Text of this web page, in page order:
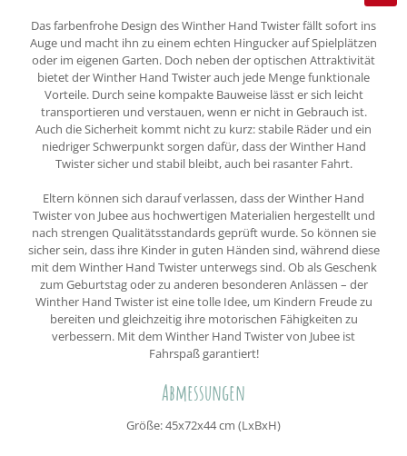
Das farbenfrohe Design des Winther Hand Twister fällt sofort ins
Auge und macht ihn zu einem echten Hingucker auf Spielplätzen
oder im eigenen Garten. Doch neben der optischen Attraktivität
bietet der Winther Hand Twister auch jede Menge funktionale
Vorteile. Durch seine kompakte Bauweise lässt er sich leicht
transportieren und verstauen, wenn er nicht in Gebrauch ist.
Auch die Sicherheit kommt nicht zu kurz: stabile Räder und ein
niedriger Schwerpunkt sorgen dafür, dass der Winther Hand
Twister sicher und stabil bleibt, auch bei rasanter Fahrt.
Eltern können sich darauf verlassen, dass der Winther Hand
Twister von Jubee aus hochwertigen Materialien hergestellt und
nach strengen Qualitätsstandards geprüft wurde. So können sie
sicher sein, dass ihre Kinder in guten Händen sind, während diese
mit dem Winther Hand Twister unterwegs sind. Ob als Geschenk
zum Geburtstag oder zu anderen besonderen Anlässen – der
Winther Hand Twister ist eine tolle Idee, um Kindern Freude zu
bereiten und gleichzeitig ihre motorischen Fähigkeiten zu
verbessern. Mit dem Winther Hand Twister von Jubee ist
Fahrspaß garantiert!
Abmessungen
Größe: 45x72x44 cm (LxBxH)